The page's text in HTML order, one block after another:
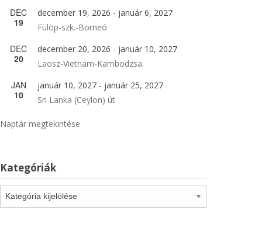
DEC
19
december 19, 2026 - január 6, 2027
Fülöp-szk.-Borneó
DEC
20
december 20, 2026 - január 10, 2027
Laosz-Vietnam-Kambodzsa.
JAN
10
január 10, 2027- január 25, 2027
Sri Lanka (Ceylon) út
Naptár megtekintése
Kategóriák